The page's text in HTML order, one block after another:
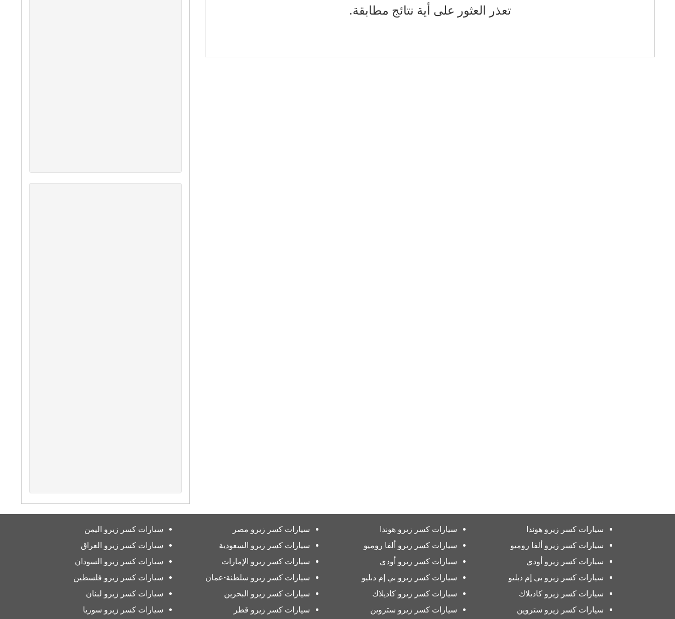
تعذر العثور على أية نتائج مطابقة.
سيارات كسر زيرو هوندا
سيارات كسر زيرو ألفا روميو
سيارات كسر زيرو أودي
سيارات كسر زيرو بي إم دبليو
سيارات كسر زيرو كاديلاك
سيارات كسر زيرو ستروين
سيارات كسر زيرو هوندا
سيارات كسر زيرو ألفا روميو
سيارات كسر زيرو أودي
سيارات كسر زيرو بي إم دبليو
سيارات كسر زيرو كاديلاك
سيارات كسر زيرو ستروين
سيارات كسر زيرو مصر
سيارات كسر زيرو السعودية
سيارات كسر زيرو الإمارات
سيارات كسر زيرو سلطنة-عمان
سيارات كسر زيرو البحرين
سيارات كسر زيرو قطر
سيارات كسر زيرو اليمن
سيارات كسر زيرو العراق
سيارات كسر زيرو السودان
سيارات كسر زيرو فلسطين
سيارات كسر زيرو لبنان
سيارات كسر زيرو سوريا